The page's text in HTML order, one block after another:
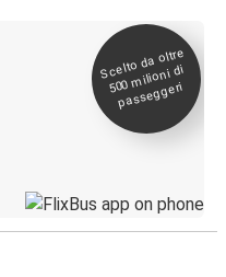
Scelto da oltre
500
milioni di
passeggeri